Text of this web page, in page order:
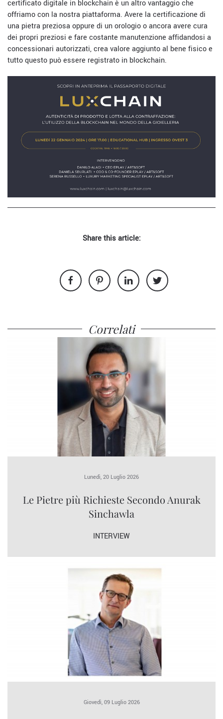
certificato digitale in blockchain è un altro vantaggio che
offriamo con la nostra piattaforma. Avere la certificazione di
una pietra preziosa oppure di un orologio o ancora avere cura
dei propri preziosi e fare costante manutenzione affidandosi a
concessionari autorizzati, crea valore aggiunto al bene fisico e
tutto questo può essere registrato in blockchain.
Share this article:
Correlati
Lunedì, 20 Luglio 2026
Le Pietre più Richieste Secondo Anurak
Sinchawla
INTERVIEW
Giovedì, 09 Luglio 2026